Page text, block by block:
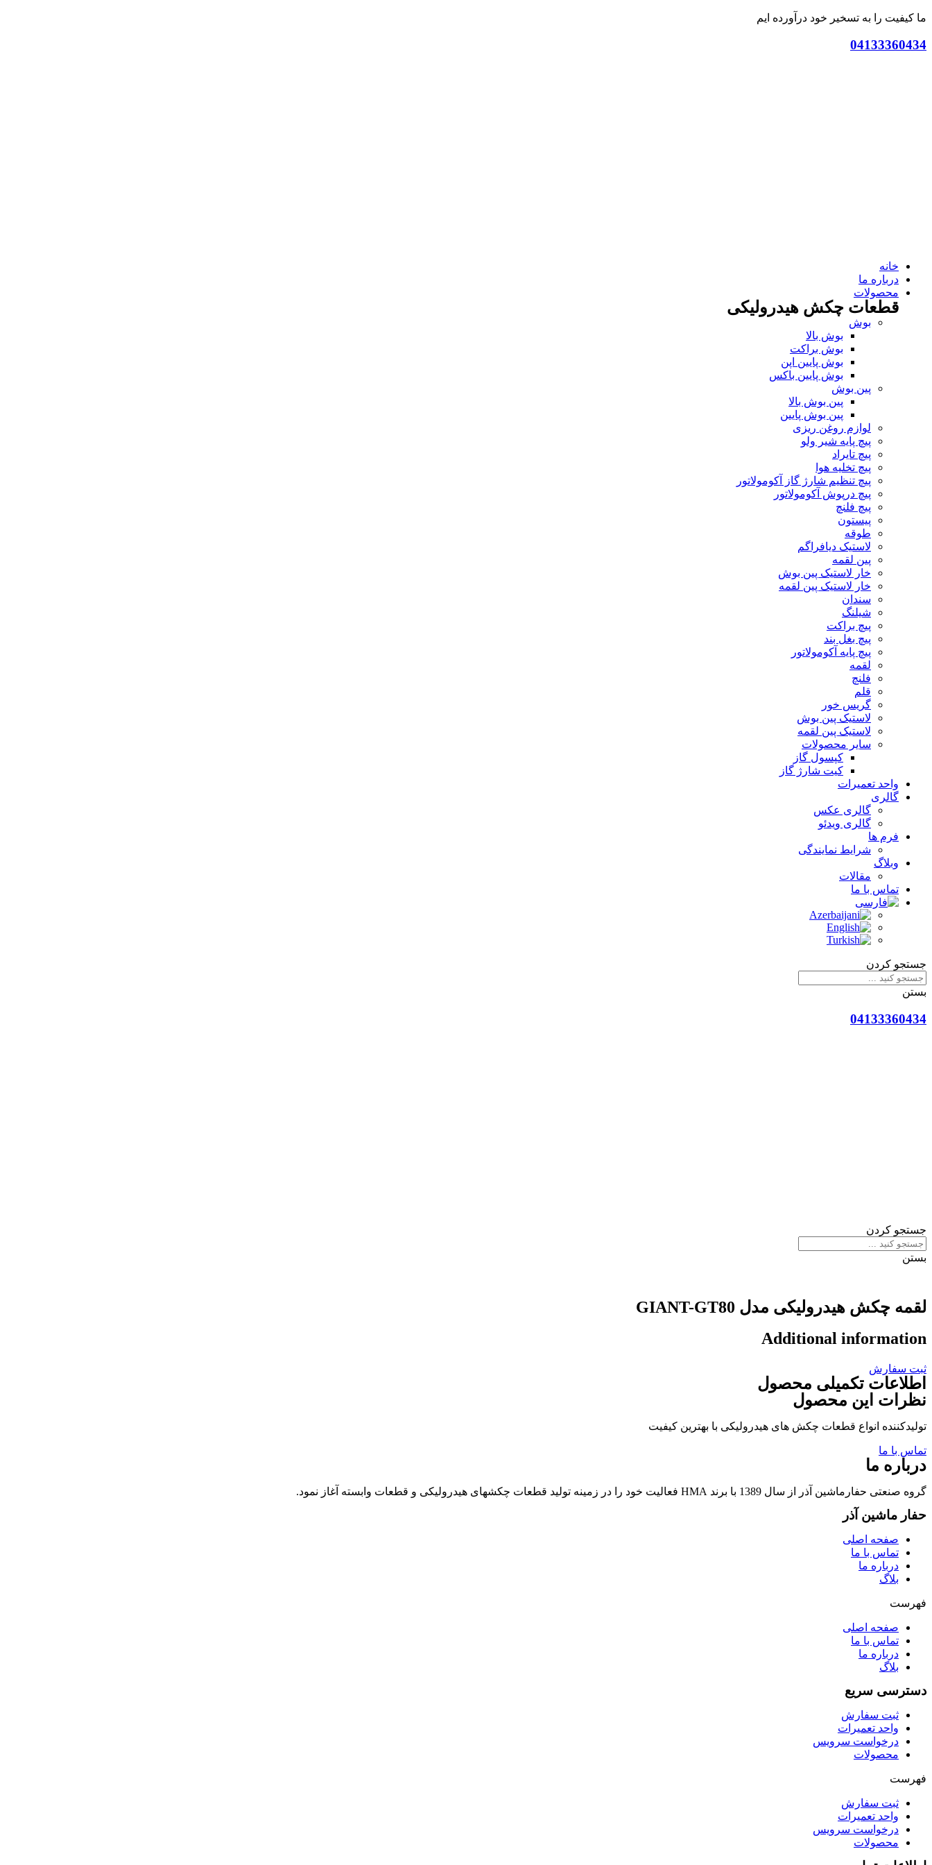
ما کیفیت را به تسخیر خود درآورده ایم
04133360434
خانه
درباره ما
محصولات
قطعات چکش هیدرولیکی
بوش
بوش بالا
بوش براکت
بوش پایین اپن
بوش پایین باکس
پین بوش
پین بوش بالا
پین بوش پایین
لوازم روغن ریزی
پیچ پایه شیر ولو
پیچ تایراد
پیچ تخلیه هوا
پیچ تنظیم شارژ گاز آکومولاتور
پیچ درپوش آکومولاتور
پیچ فلنچ
پیستون
طوقه
لاستیک دیافراگم
پین لقمه
خار لاستیک پین بوش
خار لاستیک پین لقمه
سندان
شیلنگ
پیچ براکت
پیچ بغل بند
پیچ پایه آکومولاتور
لقمه
فلنچ
قلم
گریس خور
لاستیک پین بوش
لاستیک پین لقمه
سایر محصولات
کپسول گاز
کیت شارژ گاز
واحد تعمیرات
گالری
گالری عکس
گالری ویدئو
فرم ها
شرایط نمایندگی
وبلاگ
مقالات
تماس با ما
جستجو کردن
بستن
04133360434
جستجو کردن
بستن
لقمه چکش هیدرولیکی مدل GIANT-GT80
Additional information
ثبت سفارش
اطلاعات تکمیلی محصول
نظرات این محصول
تولیدکننده انواع قطعات چکش های هیدرولیکی با بهترین کیفیت
تماس با ما
درباره ما
گروه صنعتی حفارماشین آذر از سال 1389 با برند HMA فعالیت خود را در زمینه تولید قطعات چکشهای هیدرولیکی و قطعات وابسته آغاز نمود.
حفار ماشین آذر
صفحه اصلی
تماس با ما
درباره ما
بلاگ
فهرست
صفحه اصلی
تماس با ما
درباره ما
بلاگ
دسترسی سریع
ثبت سفارش
واحد تعمیرات
درخواست سرویس
محصولات
فهرست
ثبت سفارش
واحد تعمیرات
درخواست سرویس
محصولات